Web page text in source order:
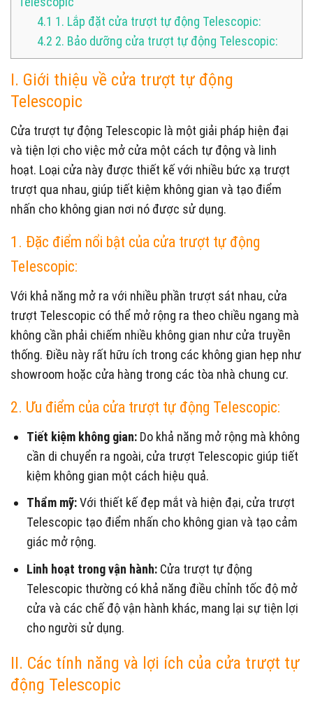
4.1 1. Lắp đặt cửa trượt tự động Telescopic:
4.2 2. Bảo dưỡng cửa trượt tự động Telescopic:
I. Giới thiệu về cửa trượt tự động
Telescopic
Cửa trượt tự động Telescopic là một giải pháp hiện đại
và tiện lợi cho việc mở cửa một cách tự động và linh
hoạt. Loại cửa này được thiết kế với nhiều bức xạ trượt
trượt qua nhau, giúp tiết kiệm không gian và tạo điểm
nhấn cho không gian nơi nó được sử dụng.
1. Đặc điểm nổi bật của cửa trượt tự động
Telescopic:
Với khả năng mở ra với nhiều phần trượt sát nhau, cửa
trượt Telescopic có thể mở rộng ra theo chiều ngang mà
không cần phải chiếm nhiều không gian như cửa truyền
thống. Điều này rất hữu ích trong các không gian hẹp như
showroom hoặc cửa hàng trong các tòa nhà chung cư.
2. Ưu điểm của cửa trượt tự động Telescopic:
Tiết kiệm không gian: Do khả năng mở rộng mà không
cần di chuyển ra ngoài, cửa trượt Telescopic giúp tiết
kiệm không gian một cách hiệu quả.
Thẩm mỹ:Với thiết kế đẹp mắt và hiện đại, cửa trượt
Telescopic tạo điểm nhấn cho không gian và tạo cảm
giác mở rộng.
Linh hoạt trong vận hành: Cửa trượt tự động
Telescopic thường có khả năng điều chỉnh tốc độ mở
cửa và các chế độ vận hành khác, mang lại sự tiện lợi
cho người sử dụng.
II. Các tính năng và lợi ích của cửa trượt tự
động Telescopic